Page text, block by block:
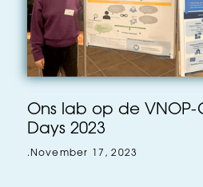
Ons lab op de VNOP-
Days 2023
. November 17, 2023